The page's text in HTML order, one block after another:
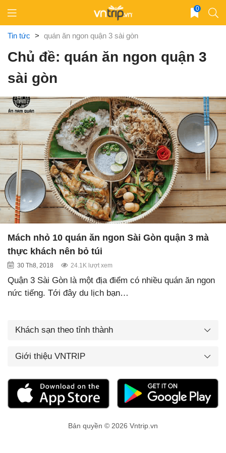
content
0
Tin tức > quán ăn ngon quận 3 sài gòn
Chủ đề: quán ăn ngon quận 3
sài gòn
Mách nhỏ 10 quán ăn ngon Sài Gòn quận 3 mà
thực khách nên bỏ túi
30 Th8, 2018 24.1K lượt xem
Quận 3 Sài Gòn là một địa điểm có nhiều quán ăn ngon
nức tiếng. Tới đây du lịch bạn…
Khách sạn theo tỉnh thành
Giới thiệu VNTRIP
Bản quyền © 2026 Vntrip.vn